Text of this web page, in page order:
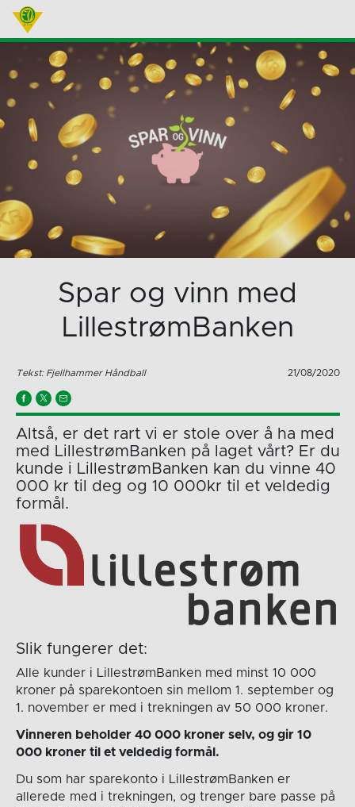
Spar og vinn med
LillestrømBanken
Tekst: Fjellhammer Håndball 21/08/2020
Altså, er det rart vi er stole over å ha med
med LillestrømBanken på laget vårt? Er du
kunde i LillestrømBanken kan du vinne 40
000 kr til deg og 10 000kr til et veldedig
formål.
Slik fungerer det:
Alle kunder i LillestrømBanken med minst 10 000
kroner på sparekontoen sin mellom 1. september og
1. november er med i trekningen av 50 000 kroner.
Vinneren beholder 40 000 kroner selv, og gir 10
000 kroner til et veldedig formål.
Du som har sparekonto i LillestrømBanken er
allerede med i trekningen, og trenger bare passe på